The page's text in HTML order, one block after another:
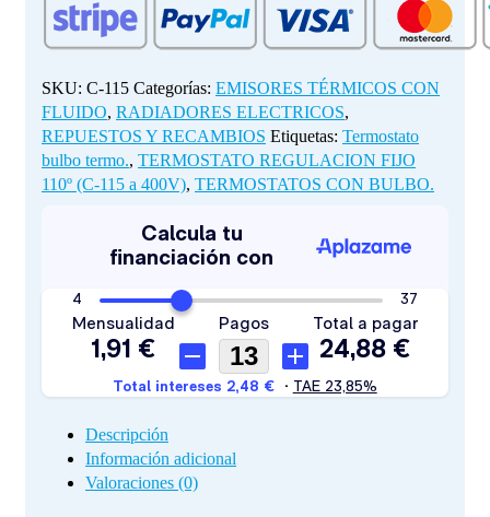
(C-
115
400V)
cantidad
SKU: C-115 Categorías: EMISORES TÉRMICOS CON
FLUIDO, RADIADORES ELECTRICOS,
REPUESTOS Y RECAMBIOS Etiquetas: Termostato
bulbo termo., TERMOSTATO REGULACION FIJO
110º (C-115 a 400V), TERMOSTATOS CON BULBO.
Descripción
Información adicional
Valoraciones (0)